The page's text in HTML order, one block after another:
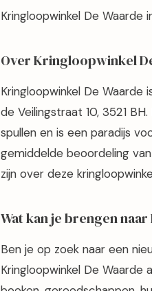
Kringloopwinkel De Waarde
Over Kringloopwinkel
Kringloopwinkel De Waarde
de Veilingstraat 10, 3521
spullen en is een paradijs
gemiddelde beoordeling
zijn over deze
Wat kan je brengen
Ben je op zoek naar een
Kringloopwinkel De